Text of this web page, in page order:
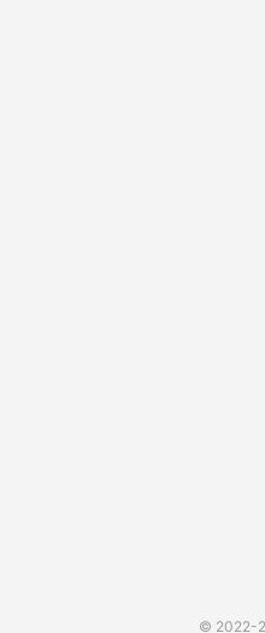
© 2022-